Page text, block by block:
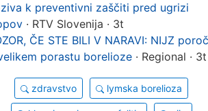
k preventivni zaščiti pred ugrizi
· RTV Slovenija · 3t
ČE STE BILI V NARAVI: NIJZ
porastu borelioze · Regional · 3t
zdravstvo lymska borelioza